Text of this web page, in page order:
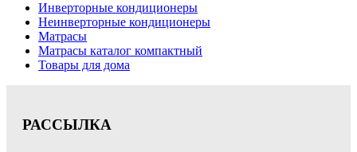
Инверторные кондиционеры
Неинверторные кондиционеры
Матрасы
Матрасы каталог компактный
Товары для дома
РАССЫЛКА